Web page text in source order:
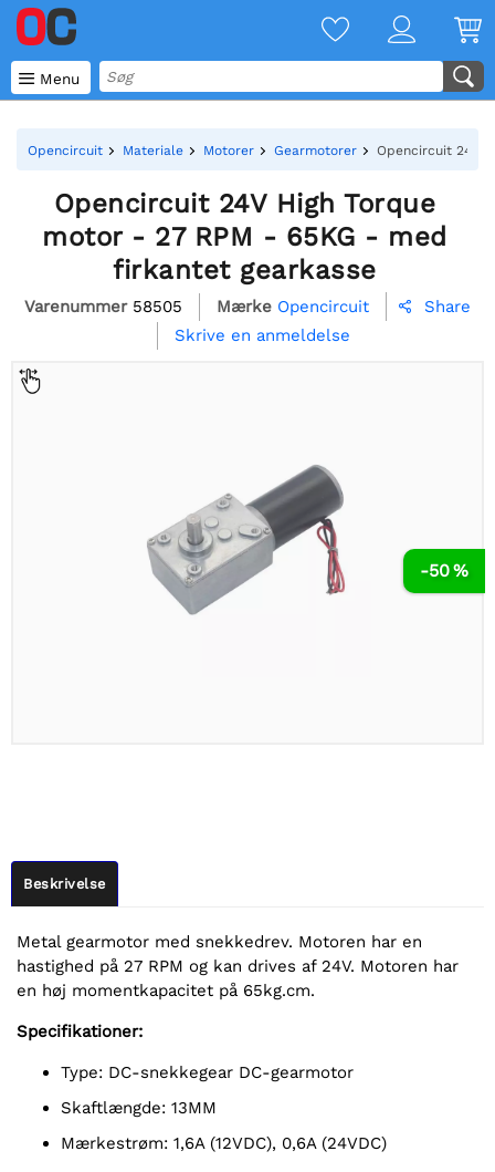
 Menu
Opencircuit Materiale Motorer Gearmotorer Opencircuit 24V
Opencircuit 24V High Torque
motor - 27 RPM - 65KG - med
firkantet gearkasse
Varenummer 58505 Mærke Opencircuit 
Share
Skrive en anmeldelse
-50 %
Beskrivelse
Metal gearmotor med snekkedrev. Motoren har en
hastighed på 27 RPM og kan drives af 24V. Motoren har
en høj momentkapacitet på 65kg.cm.
Specifikationer:
Type: DC-snekkegear DC-gearmotor
Skaftlængde: 13MM
Mærkestrøm: 1,6A (12VDC), 0,6A (24VDC)